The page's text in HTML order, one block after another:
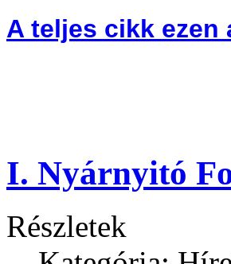
A teljes cikk
I. Nyárnyitó
Részletek